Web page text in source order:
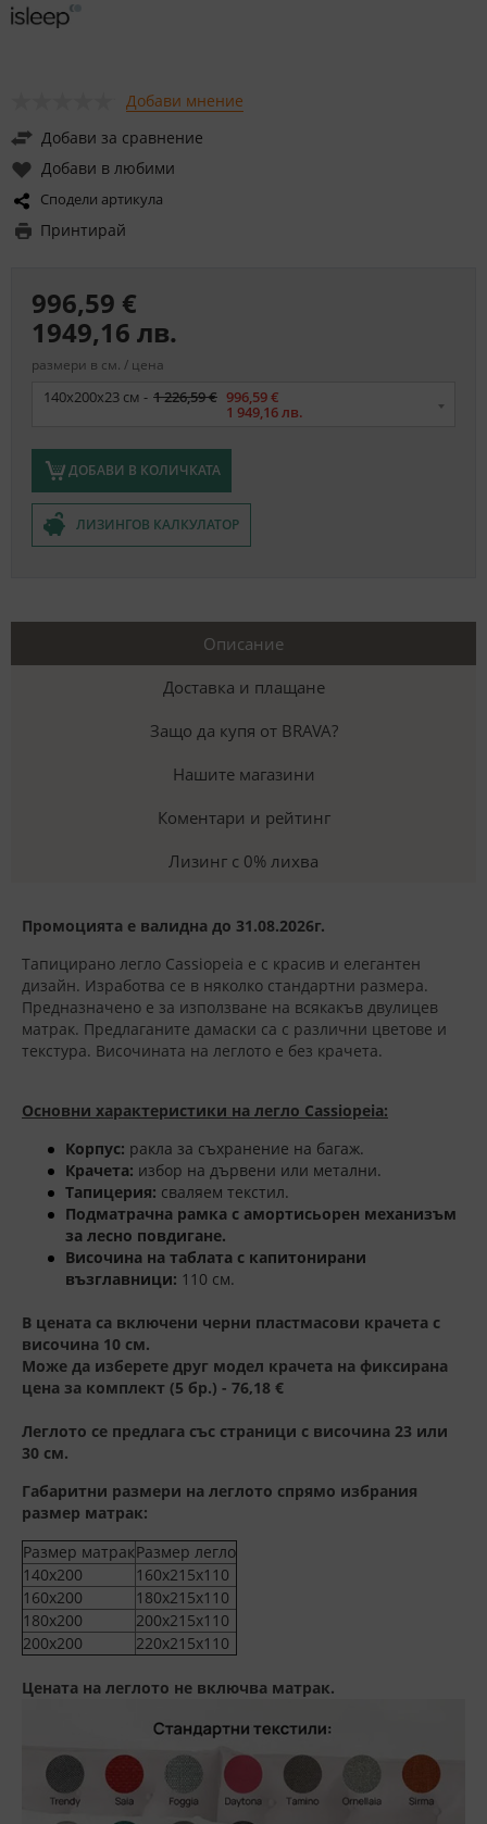
Добави мнение
Добави за сравнение
Добави в любими
Сподели артикула
Принтирай
996,59 €
1949,16 лв.
размери в см. / цена
Размер
140x200x23 см - 1 226,59 € 996,59 €
1 949,16 лв.
ДОБАВИ В КОЛИЧКАТА
ЛИЗИНГОВ КАЛКУЛАТОР
Описание
Доставка и плащане
Защо да купя от BRAVA?
Нашите магазини
Коментари и рейтинг
Лизинг с 0% лихва
Промоцията е валидна до 31.08.2026г.
Тапицирано легло Cassiopeia е с красив и елегантен
дизайн. Изработва се в няколко стандартни размера.
Предназначено е за използване на всякакъв двулицев
матрак. Предлаганите дамаски са с различни цветове и
текстура. Височината на леглото е без крачета.
Основни характеристики на легло Cassiopeia:
Корпус: ракла за съхранение на багаж.
Крачета: избор на дървени или метални.
Тапицерия: сваляем текстил.
Подматрачна рамка с амортисьорен механизъм
за лесно повдигане.
Височина на таблата с капитонирани
възглавници: 110 см.
В цената са включени черни пластмасови крачета с
височина 10 см.
Може да изберете друг модел крачета на фиксирана
цена за комплект (5 бр.) - 76,18 €
Леглото се предлага със страници с височина 23 или
30 см.
Габаритни размери на леглото спрямо избрания
размер матрак:
Размер матракРазмер легло
140x200
160x215x110
160x200
180x215x110
180x200
200x215x110
200x200
220x215x110
Цената на леглото не включва матрак.